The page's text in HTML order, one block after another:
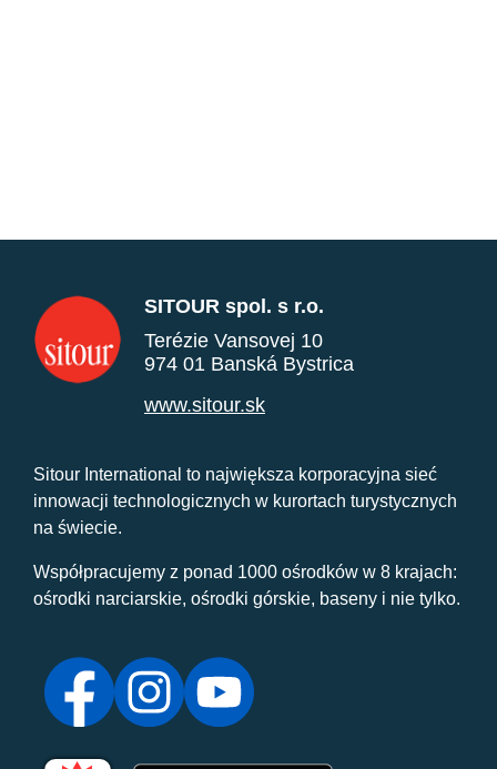
SITOUR spol. s r.o.
Terézie Vansovej 10
974 01 Banská Bystrica
www.sitour.sk
Sitour International to największa korporacyjna sieć
innowacji technologicznych w kurortach turystycznych
na świecie.
Współpracujemy z ponad 1000 ośrodków w 8 krajach:
ośrodki narciarskie, ośrodki górskie, baseny i nie tylko.